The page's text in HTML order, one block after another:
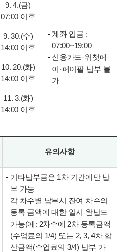
9. 4.(금)
07:00 이후
계좌 입금 :
07:00~19:00
신용카드·위챗페
이·페이팔 납부 불
가
9. 30.(수)
14:00 이후
10. 20.(화)
14:00 이후
11. 3.(화)
14:00 이후
유의사항
기타납부금은 1차 기간에만 납
부 가능
각 차수별 납부시 잔여 차수의
등록 금액에 대한 일시 완납도
가능(예: 2차수에 2차 등록금액
(수업료의 1/4) 또는 2, 3, 4차 합
산금액(수업료의 3/4) 납부 가